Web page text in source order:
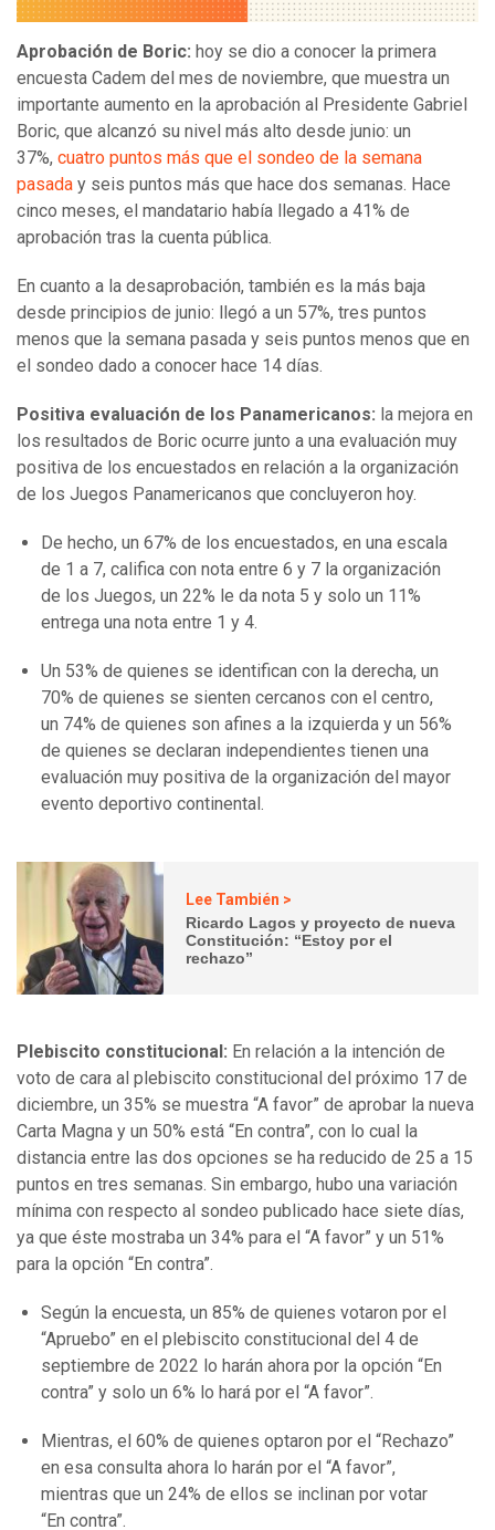
Aprobación de Boric: hoy se dio a conocer la primera
encuesta Cadem del mes de noviembre, que muestra un
importante aumento en la aprobación al Presidente Gabriel
Boric, que alcanzó su nivel más alto desde junio: un
37%, cuatro puntos más que el sondeo de la semana
pasada y seis puntos más que hace dos semanas. Hace
cinco meses, el mandatario había llegado a 41% de
aprobación tras la cuenta pública.
En cuanto a la desaprobación, también es la más baja
desde principios de junio: llegó a un 57%, tres puntos
menos que la semana pasada y seis puntos menos que en
el sondeo dado a conocer hace 14 días.
Positiva evaluación de los Panamericanos: la mejora en
los resultados de Boric ocurre junto a una evaluación muy
positiva de los encuestados en relación a la organización
de los Juegos Panamericanos que concluyeron hoy.
De hecho, un 67% de los encuestados, en una escala
de 1 a 7, califica con nota entre 6 y 7 la organización
de los Juegos, un 22% le da nota 5 y solo un 11%
entrega una nota entre 1 y 4.
Un 53% de quienes se identifican con la derecha, un
70% de quienes se sienten cercanos con el centro,
un 74% de quienes son afines a la izquierda y un 56%
de quienes se declaran independientes tienen una
evaluación muy positiva de la organización del mayor
evento deportivo continental.
Lee También >
Ricardo Lagos y proyecto de nueva
Constitución: “Estoy por el
rechazo”
Plebiscito constitucional: En relación a la intención de
voto de cara al plebiscito constitucional del próximo 17 de
diciembre, un 35% se muestra “A favor” de aprobar la nueva
Carta Magna y un 50% está “En contra”, con lo cual la
distancia entre las dos opciones se ha reducido de 25 a 15
puntos en tres semanas. Sin embargo, hubo una variación
mínima con respecto al sondeo publicado hace siete días,
ya que éste mostraba un 34% para el “A favor” y un 51%
para la opción “En contra”.
Según la encuesta, un 85% de quienes votaron por el
“Apruebo” en el plebiscito constitucional del 4 de
septiembre de 2022 lo harán ahora por la opción “En
contra” y solo un 6% lo hará por el “A favor”.
Mientras, el 60% de quienes optaron por el “Rechazo”
en esa consulta ahora lo harán por el “A favor”,
mientras que un 24% de ellos se inclinan por votar
“En contra”.